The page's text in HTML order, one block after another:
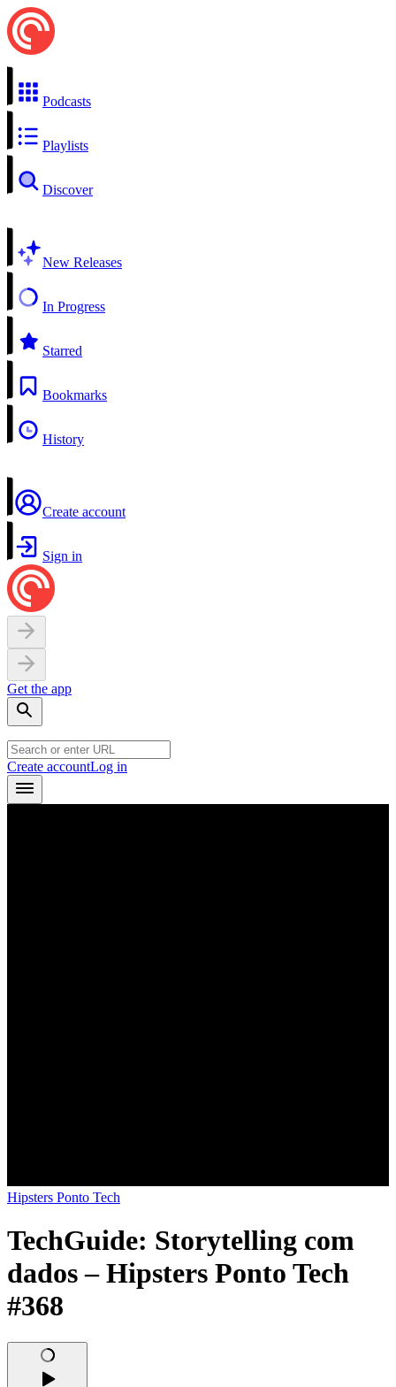
Podcasts
Playlists
Discover
New Releases
In Progress
Starred
Bookmarks
History
Create account
Sign in
Get the app
Create accountLog in
Hipsters Ponto Tech
TechGuide: Storytelling com
dados – Hipsters Ponto Tech
#368